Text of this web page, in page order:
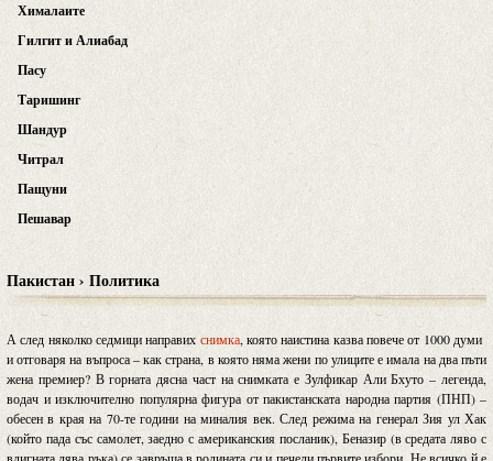
Хималаите
Гилгит и Алиабад
Пасу
Таришинг
Шандур
Читрал
Пащуни
Пешавар
Пакистан › Политика
А след няколко седмици направих снимка, която наистина казва повече от 1000 думи
и отговаря на въпроса – как страна, в която няма жени по улиците е имала на два пъти
жена премиер? В горната дясна част на снимката е Зулфикар Али Бхуто – легенда,
водач и изключително популярна фигура от пакистанската народна партия (ПНП) –
обесен в края на 70-те години на миналия век. След режима на генерал Зия ул Хак
(който пада със самолет, заедно с американския посланик), Беназир (в средата ляво с
вдигната лява ръка) се завръща в родината си и печели първите избори. Не всичко й е